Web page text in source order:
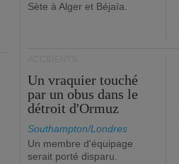
Sète à Alger et Béjaïa.
Un vraquier touché
par un obus dans le
détroit d'Ormuz
Southampton/Londres
Un membre d'équipage
serait porté disparu.